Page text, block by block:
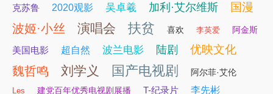
克苏鲁 2020观影 吴卓羲 加利·艾尔维斯 国漫
波姬·小丝 演唱会 扶贫 喜欢 李英爱 阿金斯
美国电影 超自然 波兰电影 陆剧 优映文化
魏哲鸣 刘学义 国产电视剧 阿尔菲·艾伦
Les 建党百年优秀电视剧展播 T-纪录片 李先彬